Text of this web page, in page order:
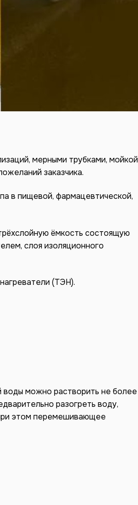
мерными трубками, мойкой
заказчика.
в пищевой, фармацевтической,
ёмкость состоящую
слоя изоляционного
(ТЭН).
воды можно растворить не более
разогреть воду,
этом перемешивающее